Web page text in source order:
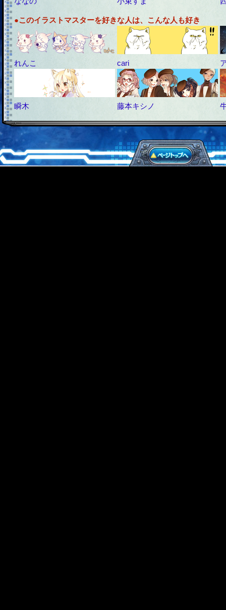
●このイラストマスターを好きな人は、こんな人も好き
れんこ cari
瞬木 藤本キシノ